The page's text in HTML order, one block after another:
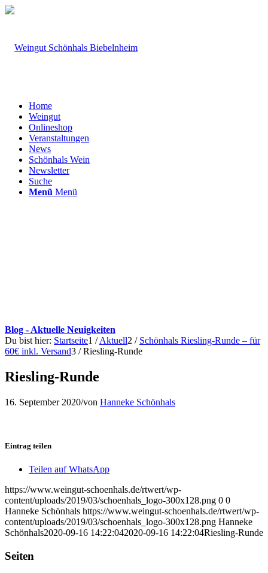
Home
Weingut
Onlineshop
Veranstaltungen
News
Schönhals Wein
Newsletter
Suche
Menü Menü
Blog - Aktuelle Neuigkeiten
Du bist hier: Startseite1 / Aktuell2 / Schönhals Riesling-Runde – für
60€ inkl. Versand3 / Riesling-Runde
Riesling-Runde
16. September 2020/von Hanneke Schönhals
Eintrag teilen
Teilen auf WhatsApp
https://www.weingut-schoenhals.de/rtwert/wp-
content/uploads/2019/03/schoenhals_logo-300x128.png 0 0
Hanneke Schönhals https://www.weingut-schoenhals.de/rtwert/wp-
content/uploads/2019/03/schoenhals_logo-300x128.png Hanneke
Schönhals2020-09-16 14:22:042020-09-16 14:22:04Riesling-Runde
Seiten